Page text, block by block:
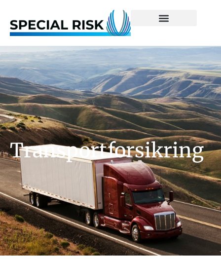
Transportforsikring